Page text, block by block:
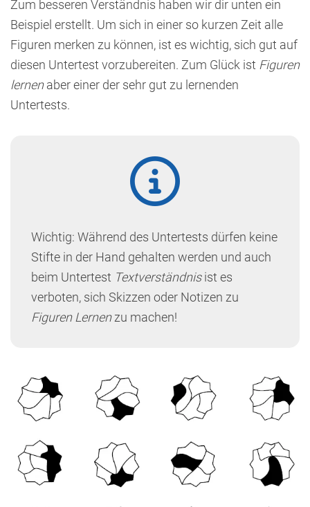
Zum besseren Verständnis haben wir dir unten ein
Beispiel erstellt. Um sich in einer so kurzen Zeit alle
Figuren merken zu können, ist es wichtig, sich gut auf
diesen Untertest vorzubereiten. Zum Glück ist Figuren
lernenaber einer der sehr gut zu lernenden
Untertests.
Wichtig: Während des Untertests dürfen keine
Stifte in der Hand gehalten werden und auch
beim Untertest Textverständnisist es
verboten, sich Skizzen oder Notizen zu
Figuren Lernenzu machen!